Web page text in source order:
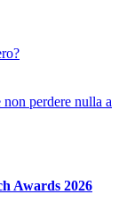
perdere nulla a
Awards 2026